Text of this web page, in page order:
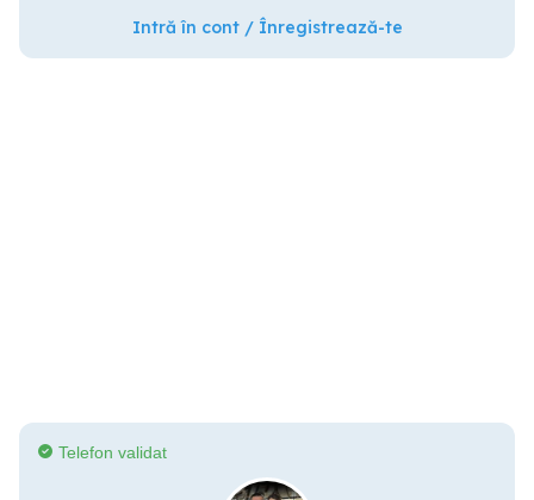
Intră în cont / Înregistrează-te
Telefon validat